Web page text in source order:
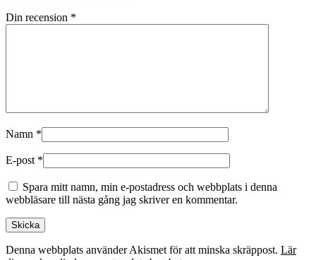
Din recension *
Namn *
E-post *
Spara mitt namn, min e-postadress och webbplats i denna
webbläsare till nästa gång jag skriver en kommentar.
Denna webbplats använder Akismet för att minska skräppost. Lär